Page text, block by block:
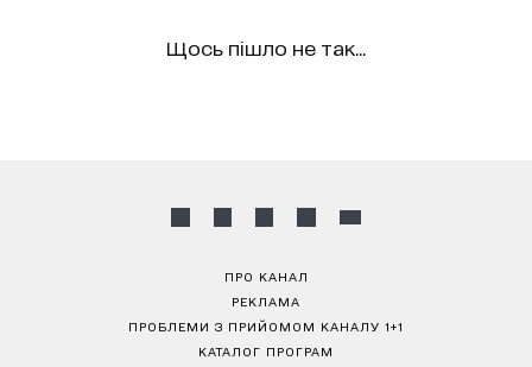
Щось пішло не так...
ПРО КАНАЛ
РЕКЛАМА
ПРОБЛЕМИ З ПРИЙОМОМ КАНАЛУ 1+1
КАТАЛОГ ПРОГРАМ